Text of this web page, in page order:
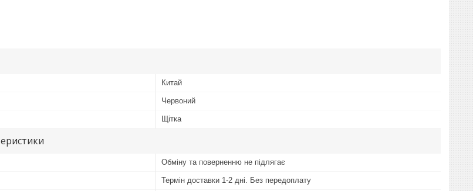
Китай
Червоний
Щітка
Обміну та поверненню не підлягає
Термін доставки 1-2 дні. Без передоплату